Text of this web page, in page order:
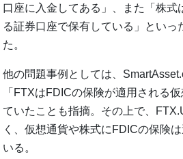
口座に入金してある」、また「株式
る証券口座で保有している」といっ
た。
他の問題事例としては、
「FTXはFDICの保険が適用される
ていたことも指摘。その上で、
く、仮想通貨や株式にFDICの保険
いる。